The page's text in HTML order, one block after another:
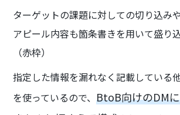
ターゲットの課題に対しての切り込み
アピール内容も箇条書きを用いて盛り
（赤枠）
指定した情報を漏れなく記載している
を使っているので、BtoB向けのDM